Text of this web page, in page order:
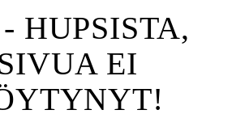
HUPSISTA,
EI